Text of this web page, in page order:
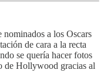
nominados a los Oscars
de cara a la recta
se quería hacer fotos
de Hollywood gracias al